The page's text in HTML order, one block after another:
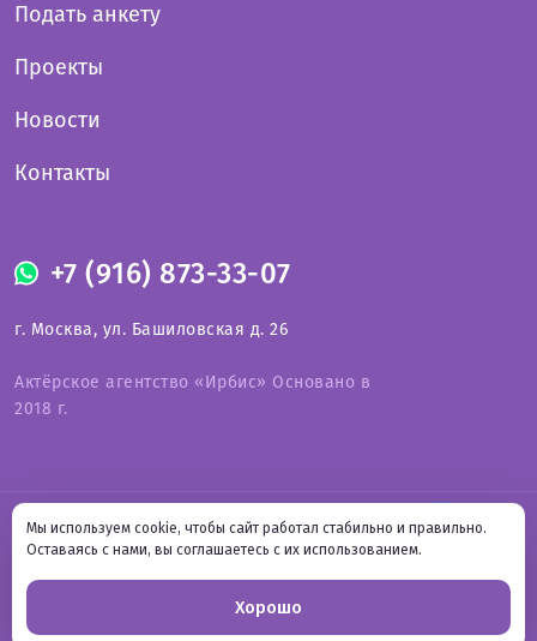
+7 (916) 873-33-07
г. Москва, ул. Башиловская д. 26
Актёрское агентство «Ирбис» Основано в
2018 г.
Подать анкету
Проекты
Новости
Контакты
СВЯЗАТЬСЯ С НАМИ
Оферта на предоставление услуг
Политика конфиденциальности
Онлайн-
запись
Мы используем cookie, чтобы сайт работал стабильно и правильно.
Оставаясь с нами, вы соглашаетесь с их использованием.
Хорошо